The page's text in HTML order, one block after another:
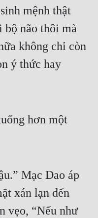
mệnh thật
bộ não thôi mà
không chỉ còn
ý thức hay
hơn một
Mạc Dao áp
xán lạn đến
vẹo, “Nếu như